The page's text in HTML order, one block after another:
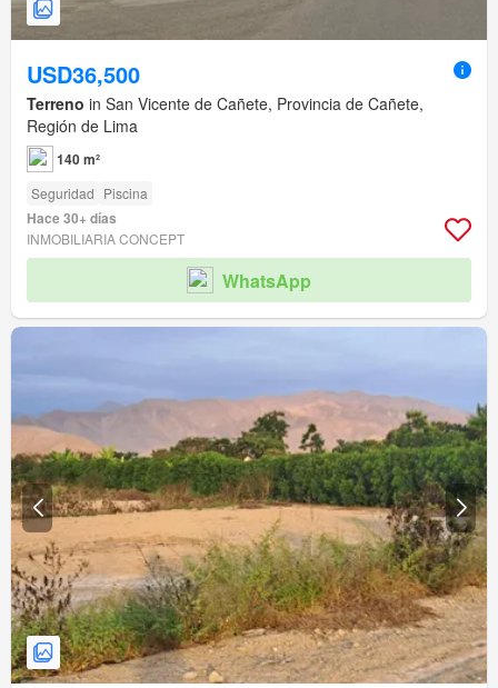
USD36,500
Terreno in San Vicente de Cañete, Provincia de Cañete,
Región de Lima
140 m²
Seguridad Piscina
Hace 30+ días
INMOBILIARIA CONCEPT
WhatsApp